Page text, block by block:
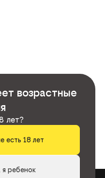
возрастные
лет?
есть 18 лет
я ребенок